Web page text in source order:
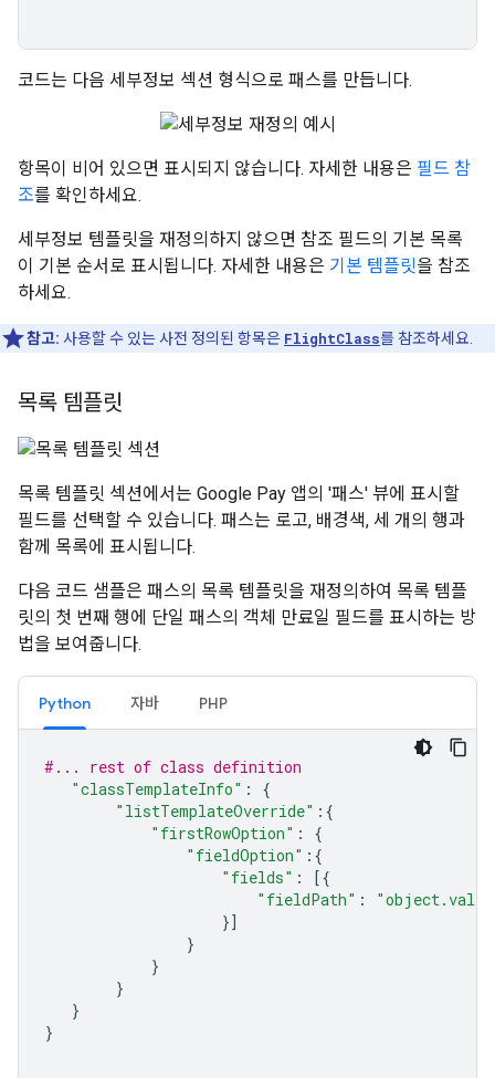
코드는 다음 세부정보 섹션 형식으로 패스를 만듭니다.
항목이 비어 있으면 표시되지 않습니다. 자세한 내용은 필드 참
조를 확인하세요.
세부정보 템플릿을 재정의하지 않으면 참조 필드의 기본 목록
이 기본 순서로 표시됩니다. 자세한 내용은 기본 템플릿을 참조
하세요.
참고: 사용할 수 있는 사전 정의된 항목은 FlightClass를 참조하세요.
목록 템플릿
목록 템플릿 섹션에서는 Google Pay 앱의 '패스' 뷰에 표시할
필드를 선택할 수 있습니다. 패스는 로고, 배경색, 세 개의 행과
함께 목록에 표시됩니다.
다음 코드 샘플은 패스의 목록 템플릿을 재정의하여 목록 템플
릿의 첫 번째 행에 단일 패스의 객체 만료일 필드를 표시하는 방
법을 보여줍니다.
Python 자바 PHP
#... rest of class definition
"classTemplateInfo" :
{
"listTemplateOverride" :{
"firstRowOption" :
{
"fieldOption" :{
"fields" :
[{
"fieldPath" :
}]
}
}
}
}
}